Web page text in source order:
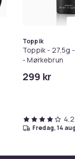
Balances
S65/S6
Tilbehør 8 deler
Toppik
Toppik - 27,5g
- Mørkebrun
299 kr
4,2
fredag, 14